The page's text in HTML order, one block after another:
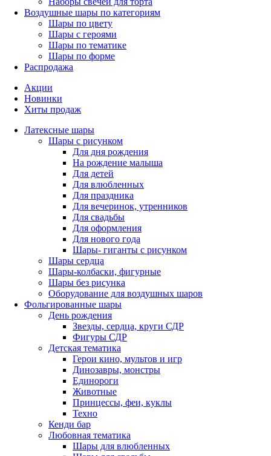
Воздушные шары по категориям
Шары по цвету
Шары с героями
Шары по тематике
Шары по форме
Распродажа
Акции
Новинки
Хиты продаж
Латексные шары
Шары с рисунком
Для дня рождения
На рождение малыша
Для детей
Для влюбленных
Для праздника
Для вечеринок, утренников
Для свадьбы
Для оформления
Для нового года
Шары- гиганты с рисунком
Шары сердца
Шары-колбаски, фигурные
Шары без рисунка
Оборудование для воздушных шаров
Фольгированные шары
День рождения
Звезды, сердца, круги СДР
Фигуры СДР
Детская тематика
Герои кино, мультов и игр
Динозавры, монстры
Единороги
Животные
Принцессы, феи, куклы
Техно
Кенди бар
Любовная тематика
Шары для влюбленных